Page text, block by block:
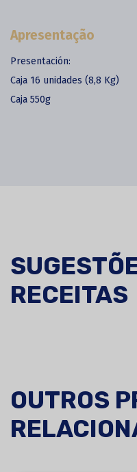
Apresentação
Presentación:
Caja 16 unidades (8,8 Kg)
Caja 550g
RECEITAS
OUTROS